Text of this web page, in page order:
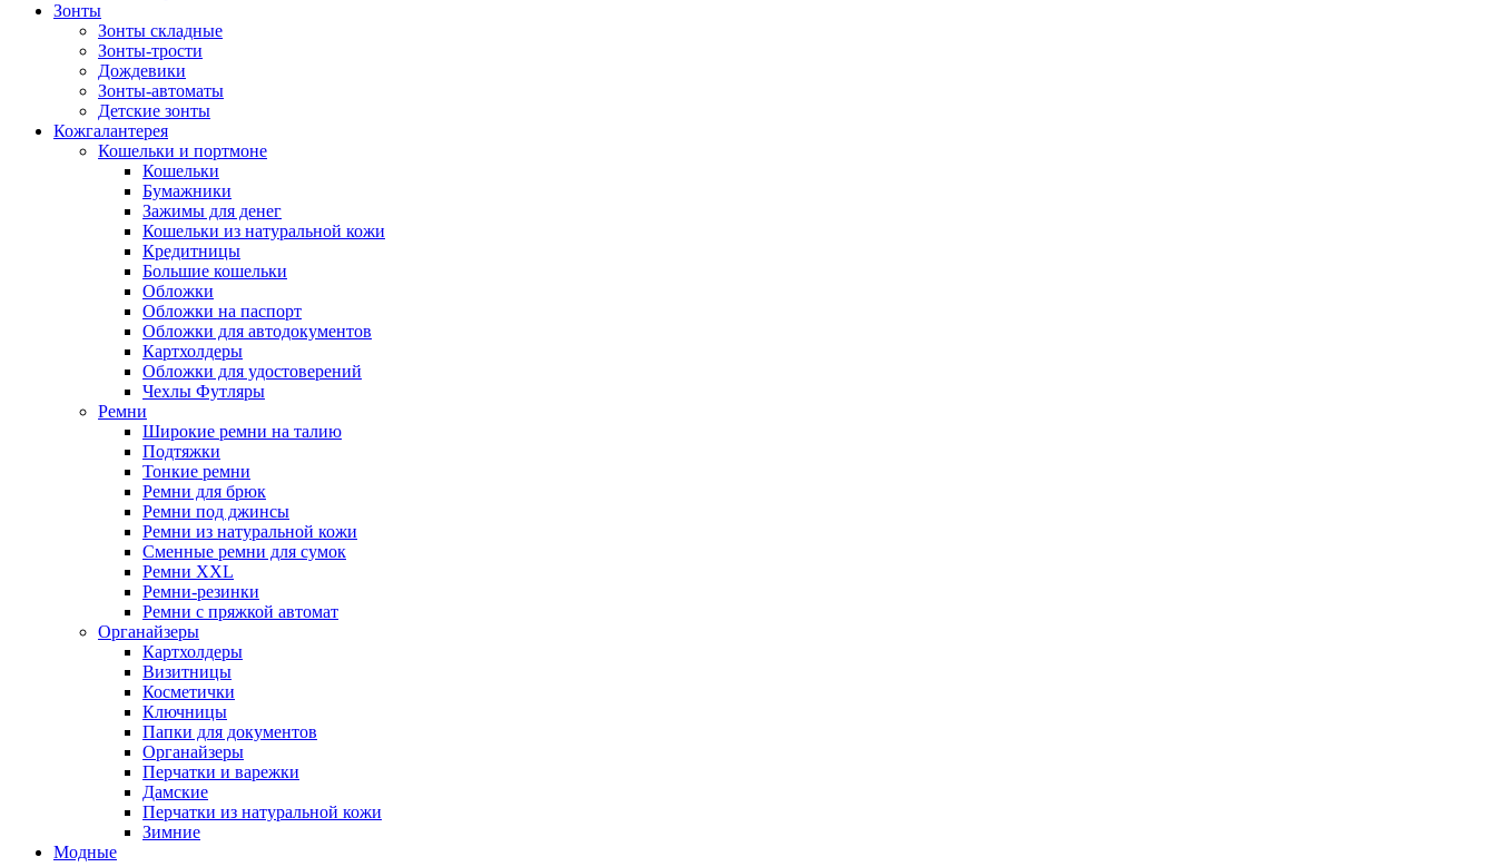
Зонты
Зонты складные
Зонты-трости
Дождевики
Зонты-автоматы
Детские зонты
Кожгалантерея
Кошельки и портмоне
Кошельки
Бумажники
Зажимы для денег
Кошельки из натуральной кожи
Кредитницы
Большие кошельки
Обложки
Обложки на паспорт
Обложки для автодокументов
Картхолдеры
Обложки для удостоверений
Чехлы Футляры
Ремни
Широкие ремни на талию
Подтяжки
Тонкие ремни
Ремни для брюк
Ремни под джинсы
Ремни из натуральной кожи
Сменные ремни для сумок
Ремни XXL
Ремни-резинки
Ремни с пряжкой автомат
Органайзеры
Картхолдеры
Визитницы
Косметички
Ключницы
Папки для документов
Органайзеры
Перчатки и варежки
Дамские
Перчатки из натуральной кожи
Зимние
Модные